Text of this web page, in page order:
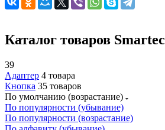
Каталог товаров Smartec
39
Адаптер 4 товара
Кнопка 35 товаров
По умолчанию (возрастание)
По популярности (убывание)
По популярности (возрастание)